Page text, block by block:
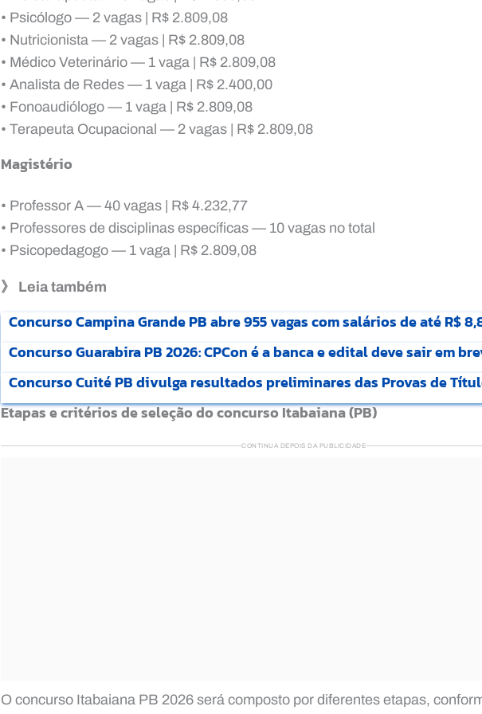
• Psicólogo — 2 vagas | R$ 2.809,08
• Nutricionista — 2 vagas | R$ 2.809,08
• Médico Veterinário — 1 vaga | R$ 2.809,08
• Analista de Redes — 1 vaga | R$ 2.400,00
• Fonoaudiólogo — 1 vaga | R$ 2.809,08
• Terapeuta Ocupacional — 2 vagas | R$ 2.809,08
Magistério
• Professor A — 40 vagas | R$ 4.232,77
• Professores de disciplinas específicas — 10 vagas no total
• Psicopedagogo — 1 vaga | R$ 2.809,08
》 Leia também
Concurso Campina Grande PB abre 955 vagas com salários de até R$
Concurso Guarabira PB 2026: CPCon é a banca e edital deve sair em
Concurso Cuité PB divulga resultados preliminares das Provas de
Etapas e critérios de seleção do concurso Itabaiana (PB)
CONTINUA DEPOIS DA PUBLICIDADE
O concurso Itabaiana PB 2026 será composto por diferentes etapas,